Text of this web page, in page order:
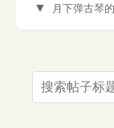
▼
月下弹古琴